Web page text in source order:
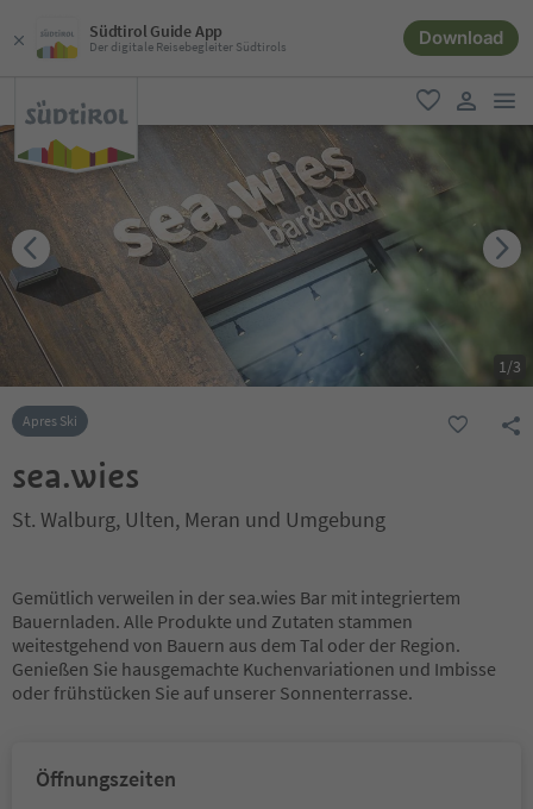
Südtirol Guide App
Der digitale Reisebegleiter Südtirols Download
favorit
user link
1/3
Apres Ski
sea.wies
St. Walburg, Ulten, Meran und Umgebung
Gemütlich verweilen in der sea.wies Bar mit integriertem
Bauernladen. Alle Produkte und Zutaten stammen
weitestgehend von Bauern aus dem Tal oder der Region.
Genießen Sie hausgemachte Kuchenvariationen und Imbisse
oder frühstücken Sie auf unserer Sonnenterrasse.
Öffnungszeiten